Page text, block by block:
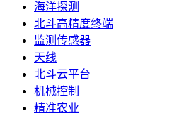
海洋探测
北斗高精度终端
监测传感器
天线
北斗云平台
机械控制
精准农业